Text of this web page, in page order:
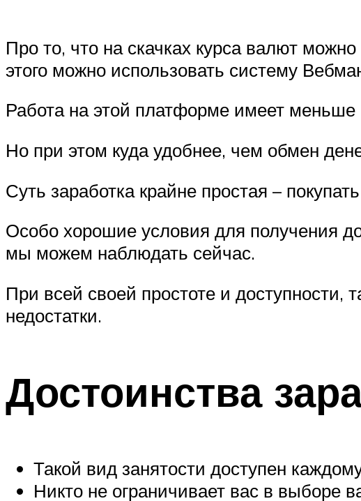
Про то, что на скачках курса валют
этого можно использовать систему
Работа на этой платформе имеет меньше
Но при этом куда удобнее, чем обмен
Суть заработка крайне простая –
Особо хорошие условия для получения
мы можем наблюдать сейчас.
При всей своей простоте и доступности,
недостатки.
Достоинства
Такой вид занятости доступен
Никто не ограничивает вас в выборе